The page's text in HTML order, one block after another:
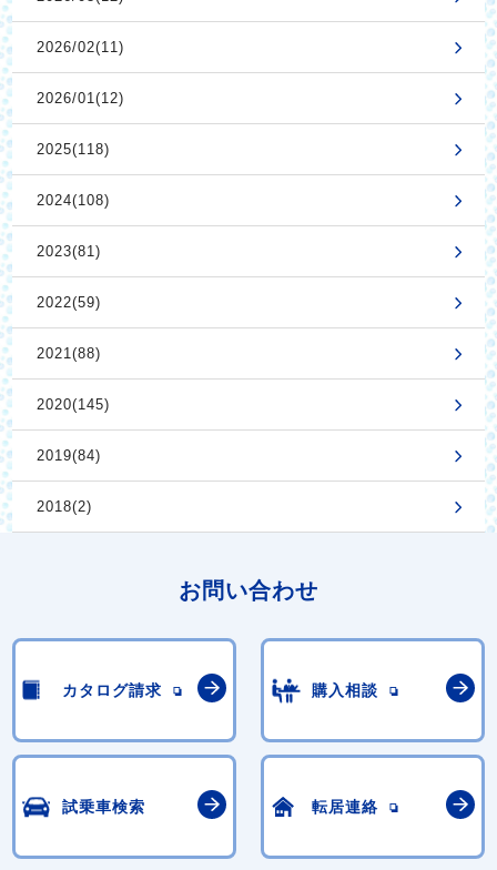
2026/02(11)
2026/01(12)
2025(118)
2024(108)
2023(81)
2022(59)
2021(88)
2020(145)
2019(84)
2018(2)
お問い合わせ
カタログ請求 購入相談
試乗車検索 転居連絡